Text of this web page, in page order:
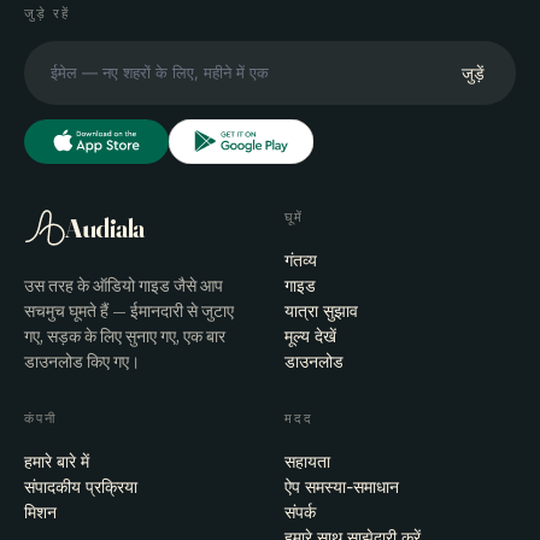
जुड़े रहें
जुड़ें
Audiala
उस तरह के ऑडियो गाइड जैसे आप
सचमुच घूमते हैं — ईमानदारी से जुटाए
गए, सड़क के लिए सुनाए गए, एक बार
डाउनलोड किए गए।
घूमें
गंतव्य
गाइड
यात्रा सुझाव
मूल्य देखें
डाउनलोड
कंपनी
हमारे बारे में
संपादकीय प्रक्रिया
मिशन
मदद
सहायता
ऐप समस्या-समाधान
संपर्क